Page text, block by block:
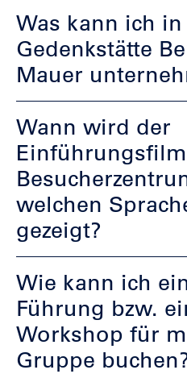
Was kann ich
Gedenkstätte
Mauer
Wann wird der
welchen
gezeigt?
Wie kann ich
Führung bzw.
Workshop für
Gruppe